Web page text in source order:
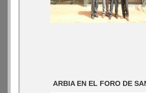
ARBIA EN EL FORO DE